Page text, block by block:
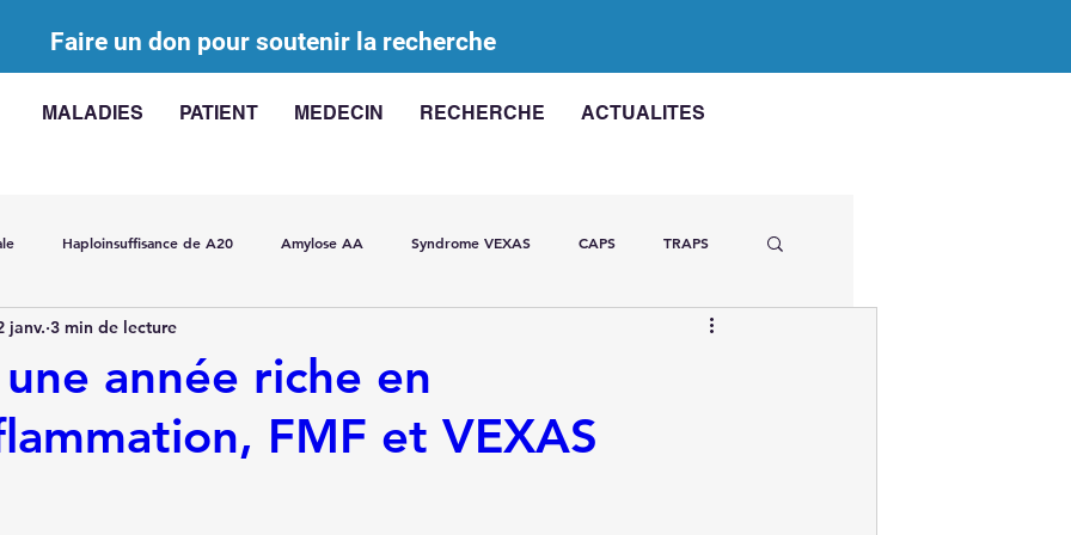
Faire un don pour soutenir la recherche
MALADIES PATIENT MEDECIN RECHERCHE ACTUALITES
Haploinsuffisance de A20 Amylose AA Syndrome VEXAS CAPS TRAPS
Les actinopathies
somatiques dans les MAI SITRAME Traitement des MAI Péricardite récidivante
année riche en
FMF et VEXAS
janv. 3 min de lecture